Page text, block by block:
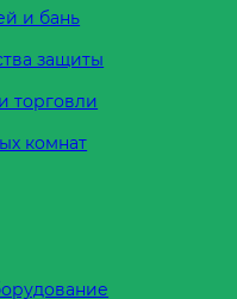
и бань
защиты
торговли
комнат